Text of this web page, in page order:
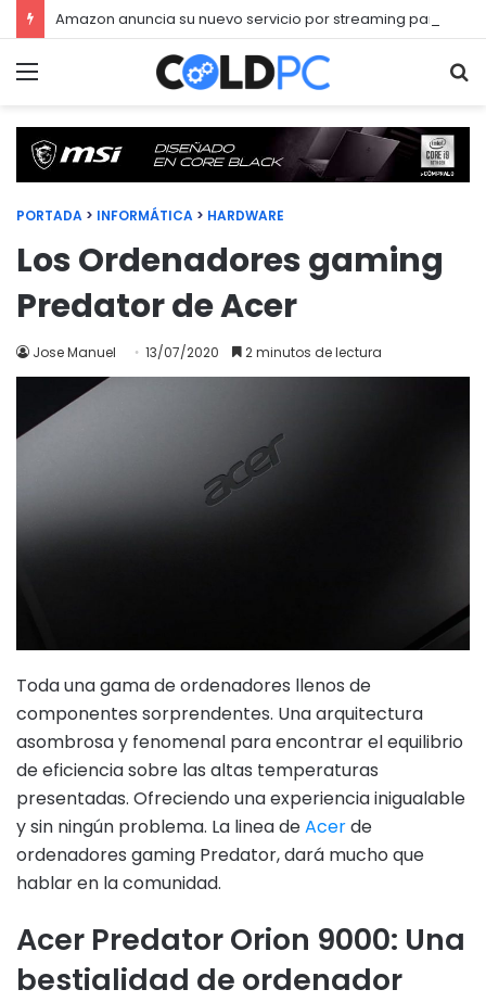
Menú
PORTADA > INFORMÁTICA > HARDWARE
Los Ordenadores gaming
Predator de Acer
Jose Manuel 13/07/2020 2 minutos de lectura
Toda una gama de ordenadores llenos de
componentes sorprendentes. Una arquitectura
asombrosa y fenomenal para encontrar el equilibrio
de eficiencia sobre las altas temperaturas
presentadas. Ofreciendo una experiencia inigualable
y sin ningún problema. La linea deAcerde
ordenadores gaming Predator, dará mucho que
hablar en la comunidad.
Acer Predator Orion 9000: Una
bestialidad de ordenador